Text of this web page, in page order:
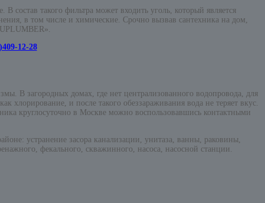
такого фильтра может входить уголь, который является
в том числе и химические. Срочно вызвав сантехника на дом,
12-28
В загородных домах, где нет централизованного водопровода, для
хлорирование, и после такого обеззараживания вода не теряет вкус.
круглосуточно в Москве можно воспользовавшись контактными
устранение засора канализации, унитаза, ванны, раковины,
фекального, скважинного, насоса, насосной станции.